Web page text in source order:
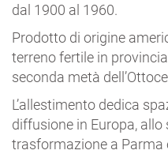
dal 1900 al 1960.
Prodotto di origine
terreno fertile in
seconda metà
L’allestimento dedica
diffusione in Europa, allo
trasformazione a Parma